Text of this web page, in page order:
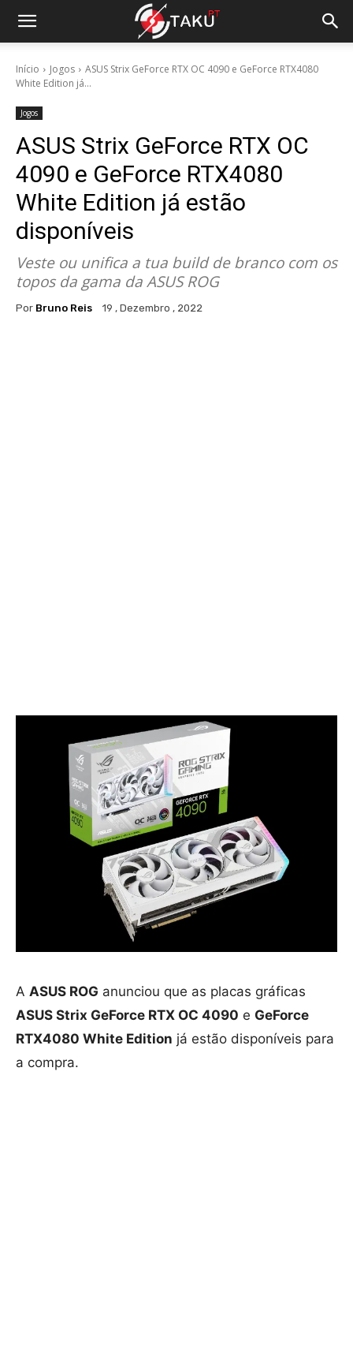
Início Jogos
ASUS Strix GeForce RTX OC 4090 e GeForce RTX4080
White Edition já...
Jogos
ASUS Strix GeForce RTX OC
4090 e GeForce RTX4080
White Edition já estão
disponíveis
Veste ou unifica a tua build de branco com os
topos da gama da ASUS ROG
Por Bruno Reis 19 , Dezembro , 2022
A ASUS ROG anunciou que as placas gráficas
ASUS Strix GeForce RTX OC 4090 e GeForce
RTX4080 White Edition já estão disponíveis para
a compra.